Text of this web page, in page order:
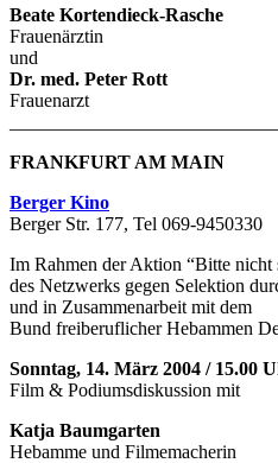
Beate Kortendieck-Rasche
Frauenärztin
und
Dr. med. Peter Rott
Frauenarzt
FRANKFURT AM MAIN
Berger Kino
Berger Str. 177, Tel 069-9450330
Im Rahmen der Aktion “Bitte nicht
des Netzwerks gegen Selektion
und in Zusammenarbeit mit dem
Bund freiberuflicher Hebammen
Sonntag, 14. März 2004 / 15.00
Film & Podiumsdiskussion mit
Katja Baumgarten
Hebamme und Filmemacherin